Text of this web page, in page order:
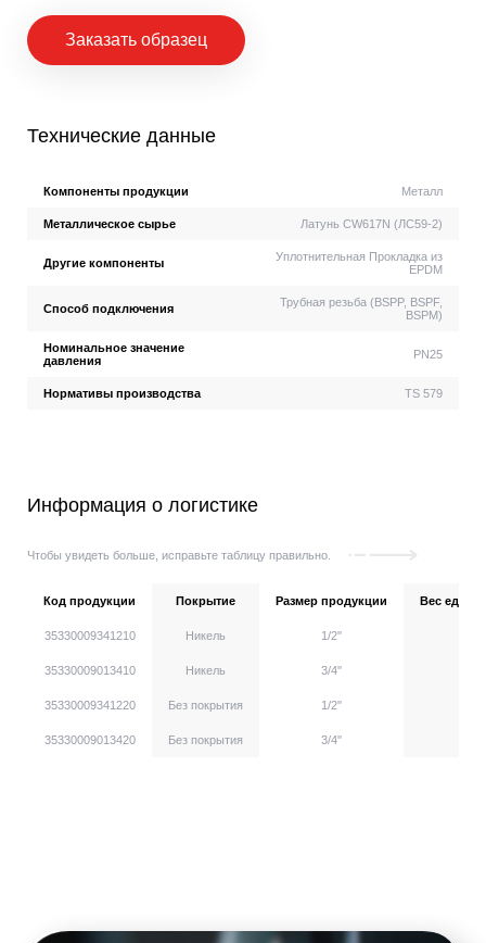
Заказать образец
Технические данные
Компоненты продукции Металл
Металлическое сырье Латунь CW617N (ЛС59-2)
Другие компоненты
Уплотнительная Прокладка из
EPDM
Способ подключения
Трубная резьба (BSPP, BSPF,
BSPM)
Номинальное значение
давления
PN25
Нормативы производства TS 579
Информация о логистике
Чтобы увидеть больше, исправьте таблицу правильно.
Код продукции Покрытие Размер продукции Вес
35330009341210 Никель 1/2''
35330009013410 Никель 3/4''
35330009341220 Без покрытия 1/2''
35330009013420 Без покрытия 3/4''